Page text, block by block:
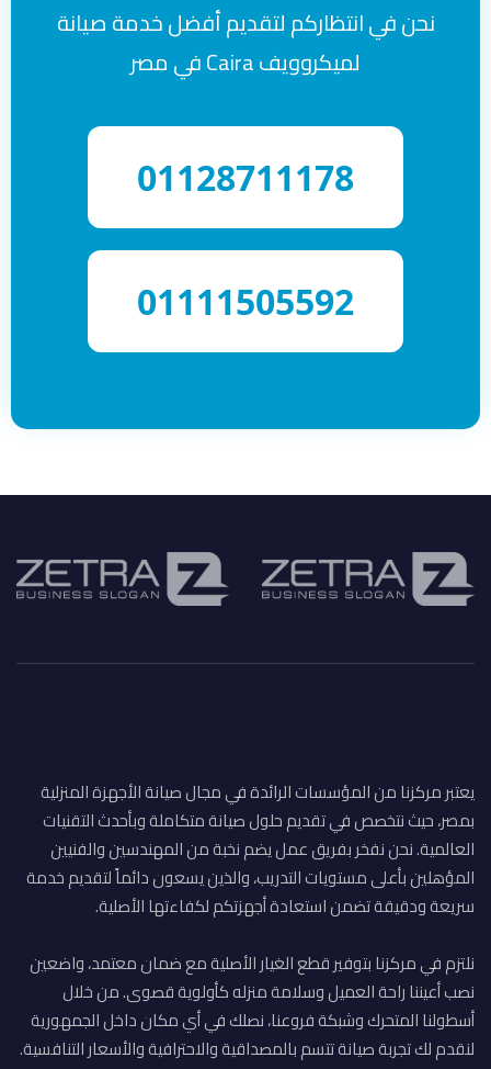
نحن في انتظاركم لتقديم أفضل خدمة صيانة
لميكروويف Caira في مصر
01128711178
01111505592
يعتبر مركزنا من المؤسسات الرائدة في مجال صيانة الأجهزة المنزلية
بمصر، حيث نتخصص في تقديم حلول صيانة متكاملة وبأحدث التقنيات
العالمية. نحن نفخر بفريق عمل يضم نخبة من المهندسين والفنيين
المؤهلين بأعلى مستويات التدريب، والذين يسعون دائماً لتقديم خدمة
سريعة ودقيقة تضمن استعادة أجهزتكم لكفاءتها الأصلية.
نلتزم في مركزنا بتوفير قطع الغيار الأصلية مع ضمان معتمد، واضعين
نصب أعيننا راحة العميل وسلامة منزله كأولوية قصوى. من خلال
أسطولنا المتحرك وشبكة فروعنا، نصلك في أي مكان داخل الجمهورية
لنقدم لك تجربة صيانة تتسم بالمصداقية والاحترافية والأسعار التنافسية.